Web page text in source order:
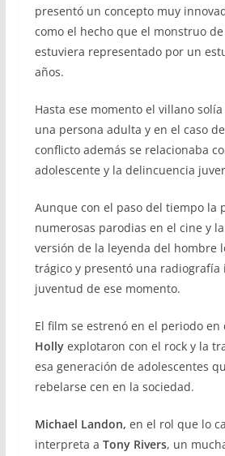
presentó un concepto muy
como el hecho que el monstruo
estuviera representado por un
años.
Hasta ese momento el villano
una persona adulta y en el caso
conflicto además se relacionaba
adolescente y la delincuencia
Aunque con el paso del tiempo la
numerosas parodias en el cine y
versión de la leyenda del hombre
trágico y presentó una radiografía
juventud de ese momento.
El film se estrenó en el periodo en
Hollyexplotaron con el rock y la
esa generación de adolescentes
rebelarse cen en la sociedad.
Michael Landon, en el rol que lo
interpreta a Tony Rivers, un